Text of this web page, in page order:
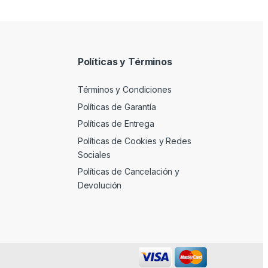
Políticas y Términos
Términos y Condiciones
Políticas de Garantía
Políticas de Entrega
Políticas de Cookies y Redes
Sociales
Políticas de Cancelación y
Devolución